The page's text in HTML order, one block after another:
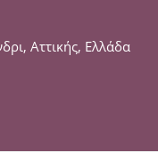
Αττικής, Ελλάδα